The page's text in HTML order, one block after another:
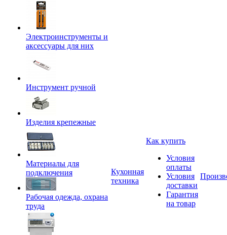
Электроинструменты и
аксессуары для них
Инструмент ручной
Изделия крепежные
Материалы для
подключения
Рабочая одежда, охрана
труда
Кухонная
техника
Как купить
Условия
оплаты
Условия
доставки
Гарантия
на товар